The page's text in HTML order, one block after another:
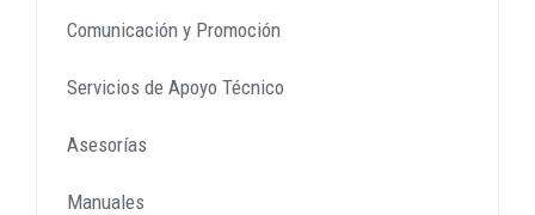
Comunicación y Promoción
Servicios de Apoyo Técnico
Asesorías
Manuales